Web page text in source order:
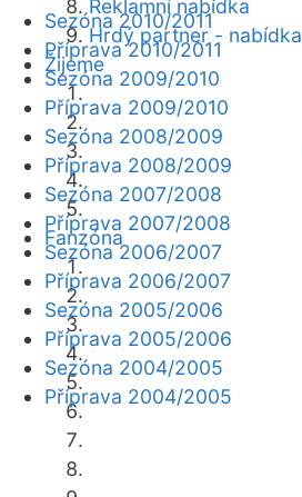
Reklamní nabídka
Hrdý partner - nabídka
Žijeme
Fanzóna
Sezóna 2010/2011
Příprava 2010/2011
Sezóna 2009/2010
Příprava 2009/2010
Sezóna 2008/2009
Příprava 2008/2009
Sezóna 2007/2008
Příprava 2007/2008
Sezóna 2006/2007
Příprava 2006/2007
Sezóna 2005/2006
Příprava 2005/2006
Sezóna 2004/2005
Příprava 2004/2005